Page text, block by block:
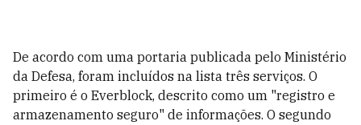
De acordo com uma portaria publicada pelo Ministério
da Defesa, foram incluídos na lista três serviços. O
primeiro é o Everblock, descrito como um "registro e
armazenamento seguro" de informações. O segundo